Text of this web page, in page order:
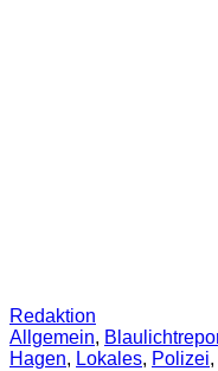
Redaktion
Allgemein,
Hagen, Lokales, Polizei,